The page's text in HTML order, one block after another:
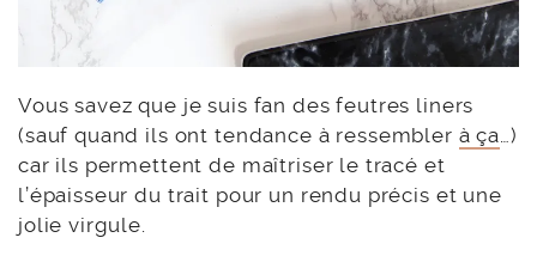
Vous savez que je suis fan des feutres liners
(sauf quand ils ont tendance à ressembler à ça …)
car ils permettent de maîtriser le tracé et
l’épaisseur du trait pour un rendu précis et une
jolie virgule.